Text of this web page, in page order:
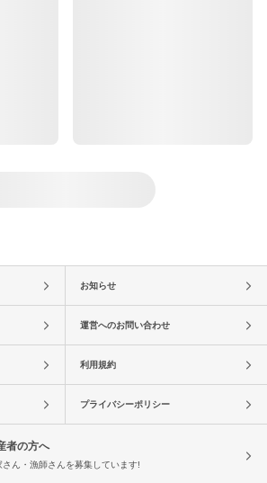
お知らせ
運営へのお問い合わせ
利用規約
プライバシーポリシー
者の方へ
さん・漁師さんを募集しています!